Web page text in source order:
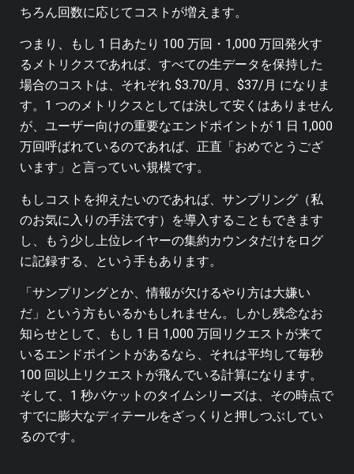
ちろん回数に応じてコストが増えます。
つまり、もし 1 日あたり 100 万回・1,000 万回発火す
るメトリクスであれば、すべての生データを保持した
場合のコストは、それぞれ $3.70/月、$37/月 になりま
す。1 つのメトリクスとしては決して安くはありません
が、ユーザー向けの重要なエンドポイントが 1 日 1,000
万回呼ばれているのであれば、正直「おめでとうござ
います」と言っていい規模です。
もしコストを抑えたいのであれば、サンプリング（私
のお気に入りの手法です）を導入することもできます
し、もう少し上位レイヤーの集約カウンタだけをログ
に記録する、という手もあります。
「サンプリングとか、情報が欠けるやり方は大嫌い
だ」という方もいるかもしれません。しかし残念なお
知らせとして、もし 1 日 1,000 万回リクエストが来て
いるエンドポイントがあるなら、それは平均して毎秒
100 回以上リクエストが飛んでいる計算になります。
そして、1 秒バケットのタイムシリーズは、その時点で
すでに膨大なディテールをざっくりと押しつぶしてい
るのです。